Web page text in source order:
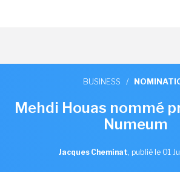
BUSINESS /
Mehdi Houas nommé
Numeum
Jacques Cheminat, publié le 01